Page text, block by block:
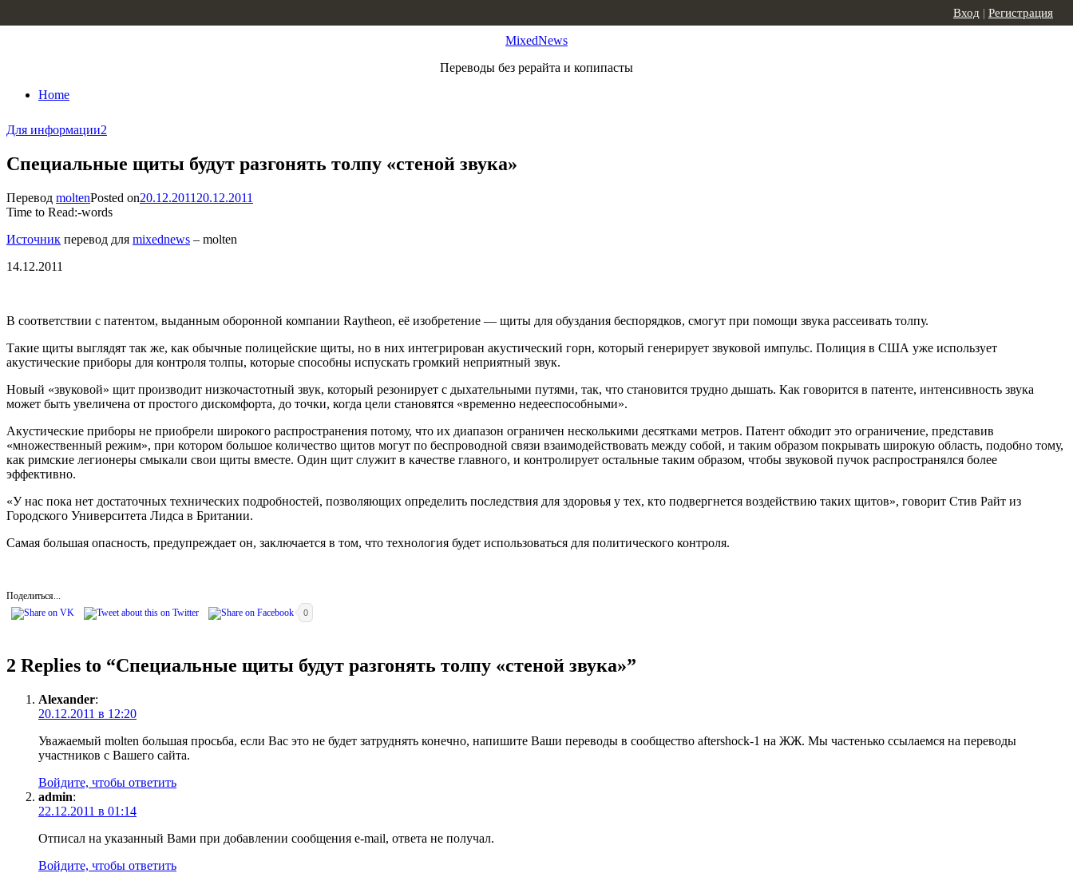
MixedNews
Переводы без рерайта и копипасты
Home
Вход | Регистрация
Для информации2
Специальные щиты будут разгонять толпу «стеной звука»
Перевод moltenPosted on20.12.2011 20.12.2011
Time to Read:-words
Источник перевод для mixednews – molten
14.12.2011
В соответствии с патентом, выданным оборонной компании Raytheon, её изобретение — щиты для обуздания беспорядков, смогут при помощи звука рассеивать толпу.
Такие щиты выглядят так же, как обычные полицейские щиты, но в них интегрирован акустический горн, который генерирует звуковой импульс. Полиция в США уже использует
акустические приборы для контроля толпы, которые способны испускать громкий неприятный звук.
Новый «звуковой» щит производит низкочастотный звук, который резонирует с дыхательными путями, так, что становится трудно дышать. Как говорится в патенте, интенсивность звука
может быть увеличена от простого дискомфорта, до точки, когда цели становятся «временно недееспособными».
Акустические приборы не приобрели широкого распространения потому, что их диапазон ограничен несколькими десятками метров. Патент обходит это ограничение, представив
«множественный режим», при котором большое количество щитов могут по беспроводной связи взаимодействовать между собой, и таким образом покрывать широкую область, подобно тому,
как римские легионеры смыкали свои щиты вместе. Один щит служит в качестве главного, и контролирует остальные таким образом, чтобы звуковой пучок распространялся более
эффективно.
«У нас пока нет достаточных технических подробностей, позволяющих определить последствия для здоровья у тех, кто подвергнется воздействию таких щитов», говорит Стив Райт из
Городского Университета Лидса в Британии.
Самая большая опасность, предупреждает он, заключается в том, что технология будет использоваться для политического контроля.
Поделиться...
0
2 Replies to “Специальные щиты будут разгонять толпу «стеной звука»”
Alexander:
20.12.2011 в 12:20
Уважаемый molten большая просьба, если Вас это не будет затруднять конечно, напишите Ваши переводы в сообщество aftershock-1 на ЖЖ. Мы частенько ссылаемся на переводы
участников с Вашего сайта.
Войдите, чтобы ответить
admin:
22.12.2011 в 01:14
Отписал на указанный Вами при добавлении сообщения e-mail, ответа не получал.
Войдите, чтобы ответить